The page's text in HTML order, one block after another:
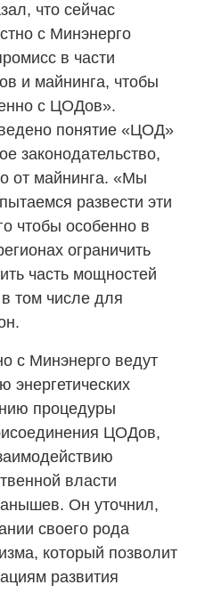
что сейчас
с Минэнерго
в части
и майнинга, чтобы
с ЦОДов».
понятие «ЦОД»
законодательство,
от майнинга. «Мы
развести эти
чтобы особенно в
ограничить
часть мощностей
том числе для
с Минэнерго ведут
энергетических
процедуры
ЦОДов,
власти
Он уточнил,
своего рода
который позволит
развития